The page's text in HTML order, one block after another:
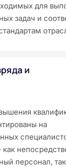
для
задач и
и
на
персонал,